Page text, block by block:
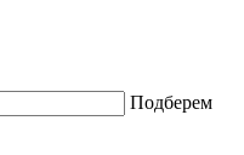
Подберем